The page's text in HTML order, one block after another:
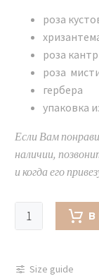
роза
роза
роза
гербера
упаковка
Если Вам
наличии,
и когда его
Количество
товара
дофаминовый
В
Size guide